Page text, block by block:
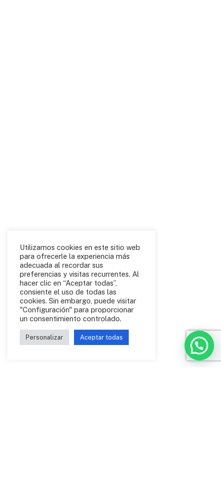
Utilizamos cookies en este sitio web
para ofrecerle la experiencia más
adecuada al recordar sus
preferencias y visitas recurrentes. Al
hacer clic en “Aceptar todas”,
consiente el uso de todas las
cookies. Sin embargo, puede visitar
"Configuración" para proporcionar
un consentimiento controlado.
Personalizar Aceptar todas